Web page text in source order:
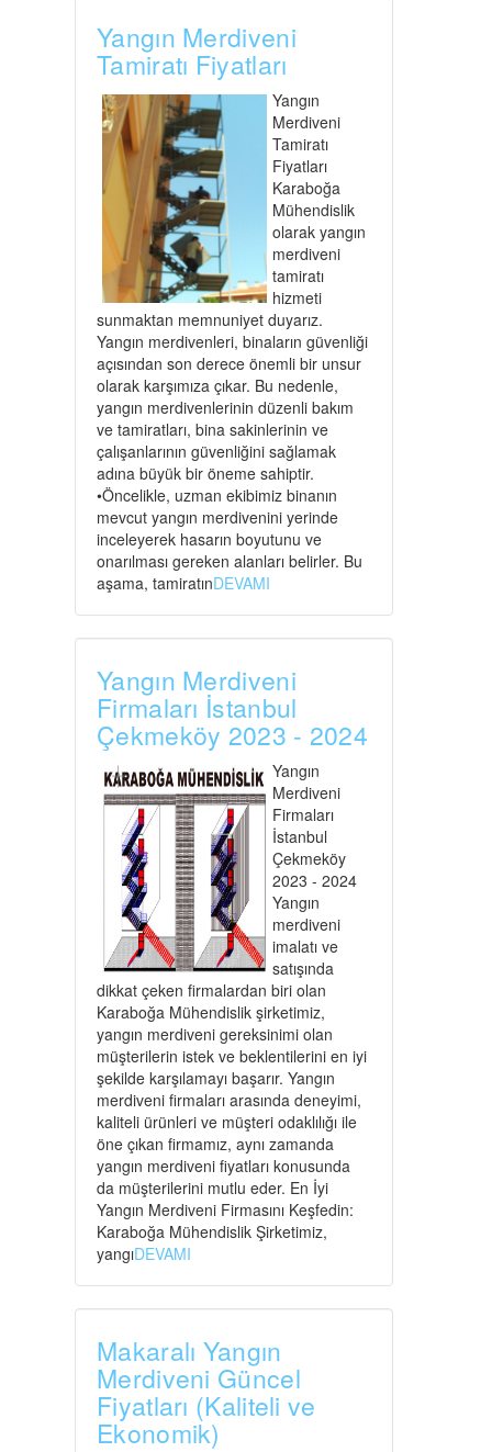
Yangın Merdiveni
Tamiratı Fiyatları
Yangın
Merdiveni
Tamiratı
Fiyatları
Karaboğa
Mühendislik
olarak yangın
merdiveni
tamiratı
hizmeti
sunmaktan memnuniyet duyarız.
Yangın merdivenleri, binaların güvenliği
açısından son derece önemli bir unsur
olarak karşımıza çıkar. Bu nedenle,
yangın merdivenlerinin düzenli bakım
ve tamiratları, bina sakinlerinin ve
çalışanlarının güvenliğini sağlamak
adına büyük bir öneme sahiptir.
•Öncelikle, uzman ekibimiz binanın
mevcut yangın merdivenini yerinde
inceleyerek hasarın boyutunu ve
onarılması gereken alanları belirler. Bu
aşama, tamiratınDEVAMI
Yangın Merdiveni
Firmaları İstanbul
Çekmeköy 2023 - 2024
Yangın
Merdiveni
Firmaları
İstanbul
Çekmeköy
2023 - 2024
Yangın
merdiveni
imalatı ve
satışında
dikkat çeken firmalardan biri olan
Karaboğa Mühendislik şirketimiz,
yangın merdiveni gereksinimi olan
müşterilerin istek ve beklentilerini en iyi
şekilde karşılamayı başarır. Yangın
merdiveni firmaları arasında deneyimi,
kaliteli ürünleri ve müşteri odaklılığı ile
öne çıkan firmamız, aynı zamanda
yangın merdiveni fiyatları konusunda
da müşterilerini mutlu eder. En İyi
Yangın Merdiveni Firmasını Keşfedin:
Karaboğa Mühendislik Şirketimiz,
yangıDEVAMI
Makaralı Yangın
Merdiveni Güncel
Fiyatları (Kaliteli ve
Ekonomik)